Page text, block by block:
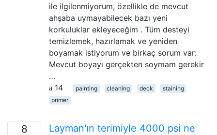
ile ilgilenmiyorum, özellikle de mevcut
ahşaba uymayabilecek bazı yeni
korkuluklar ekleyeceğim . Tüm desteyi
temizlemek, hazırlamak ve yeniden
boyamak istiyorum ve birkaç sorum var:
Mevcut boyayı gerçekten soymam gerekir
…
14
painting cleaning deck
staining
primer
8
Layman'ın terimiyle 4000 psi ne